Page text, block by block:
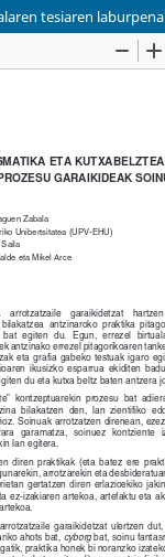
tesiaren laburpena